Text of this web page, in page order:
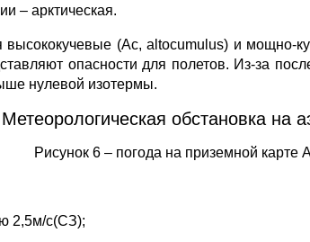
– арктическая.
высококучевые (Ac, altocumulus) и мощно-
опасности для полетов. Из-за
нулевой изотермы.
Метеорологическая обстановка на
Рисунок 6 – погода на приземной карте
2,5м/с(СЗ);